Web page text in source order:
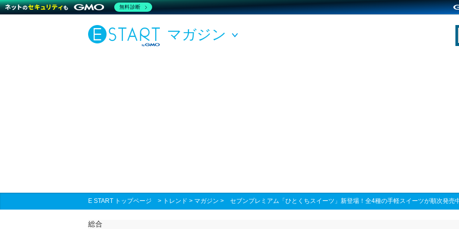
マガジン
E START トップページ > トレンド > マガジン > セブンプレミアム「ひとくちスイーツ」新登場！全4種の手軽スイーツが順次発売
総合
無料診断